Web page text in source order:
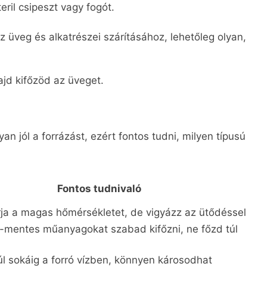
csipeszt vagy fogót.
üveg és alkatrészei szárításához, lehetőleg olyan,
kifőzöd az üveget.
jól a forrázást, ezért fontos tudni, milyen típusú
Fontos tudnivaló
a magas hőmérsékletet, de vigyázz az ütődéssel
mentes műanyagokat szabad kifőzni, ne főzd túl
sokáig a forró vízben, könnyen károsodhat